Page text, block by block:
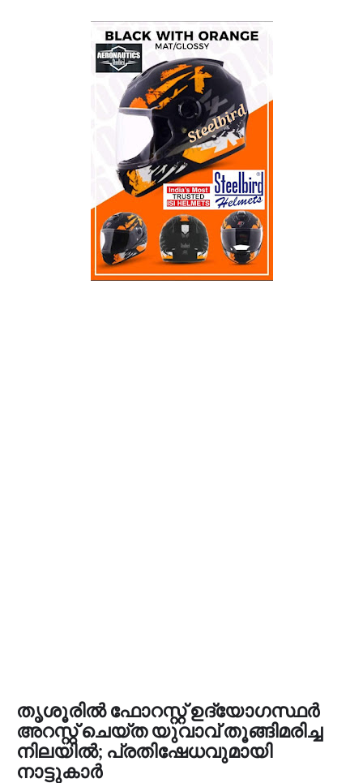
തൃശൂരിൽ ഫോറസ്റ്റ് ഉദ്യോഗസ്ഥർ
അറസ്റ്റ് ചെയ്ത യുവാവ് തൂങ്ങിമരിച്ച
നിലയിൽ; പ്രതിഷേധവുമായി
നാട്ടുകാർ